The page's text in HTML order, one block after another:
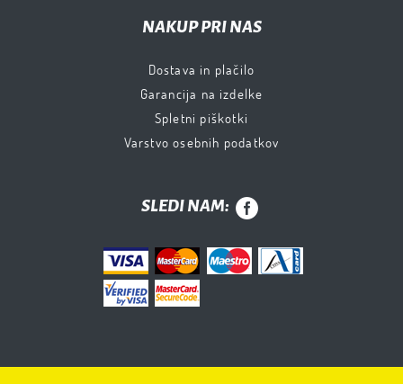
NAKUP PRI NAS
Dostava in plačilo
Garancija na izdelke
Spletni piškotki
Varstvo osebnih podatkov
SLEDI NAM: